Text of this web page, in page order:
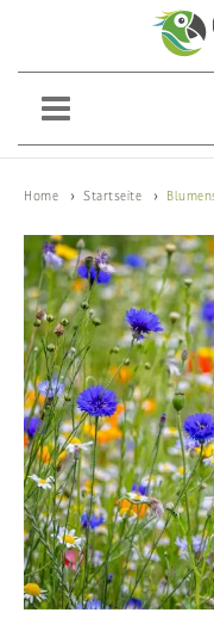
SPLITT
SCHOTTER
ERDEN
SAATGUT
HOCHBEET
BEWÄSSERUNG
PFLANZEN
Home Startseite